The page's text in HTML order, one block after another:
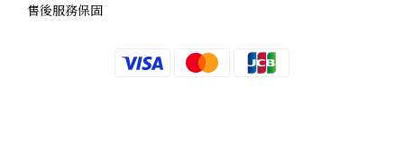
售後服務保固